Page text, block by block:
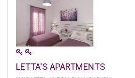
LETTA'S APARTMENTS